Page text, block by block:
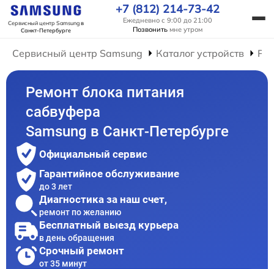
Сервисный центр Samsungв
Санкт-Петербурге
+7 (812) 214-73-42
Ежедневно с 9:00 до 21:00
Позвонить мне утром
Сервисный центр Samsung Каталог устройств
Ремонт блока питания
сабвуфера
Samsung в Санкт-Петербурге
Официальный сервис
Гарантийное обслуживание
до 3 лет
Диагностика за наш счет,
ремонт по желанию
Бесплатный выезд курьера
в день обращения
Срочный ремонт
от 35 минут